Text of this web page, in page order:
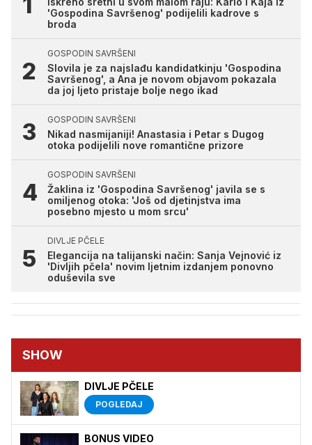
'Gospodina Savršenog' podijelili kadrove s
broda
GOSPODIN SAVRŠENI
Slovila je za najslađu kandidatkinju 'Gospodina
Savršenog', a Ana je novom objavom pokazala
da joj ljeto pristaje bolje nego ikad
GOSPODIN SAVRŠENI
Nikad nasmijaniji! Anastasia i Petar s Dugog
otoka podijelili nove romantične prizore
GOSPODIN SAVRŠENI
Žaklina iz 'Gospodina Savršenog' javila se s
omiljenog otoka: 'Još od djetinjstva ima
posebno mjesto u mom srcu'
DIVLJE PČELE
Elegancija na talijanski način: Sanja Vejnović iz
'Divljih pčela' novim ljetnim izdanjem ponovno
oduševila sve
SHOW
DIVLJE PČELE
POGLEDAJ
BONUS VIDEO